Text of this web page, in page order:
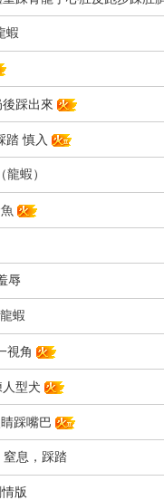
蝦
踩出來
踏 慎入
蝦）
辱
蝦
視角
人型犬
踩嘴巴
窒息，踩踏
版